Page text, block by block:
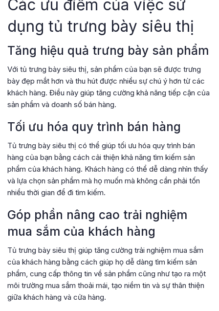
Các ưu điểm của việc sử
dụng tủ trưng bày siêu thị
Tăng hiệu quả trưng bày sản phẩm
Với tủ trưng bày siêu thị, sản phẩm của bạn sẽ được trưng
bày đẹp mắt hơn và thu hút được nhiều sự chú ý hơn từ các
khách hàng. Điều này giúp tăng cường khả năng tiếp cận của
sản phẩm và doanh số bán hàng.
Tối ưu hóa quy trình bán hàng
Tủ trưng bày siêu thị có thể giúp tối ưu hóa quy trình bán
hàng của bạn bằng cách cải thiện khả năng tìm kiếm sản
phẩm của khách hàng. Khách hàng có thể dễ dàng nhìn thấy
và lựa chọn sản phẩm mà họ muốn mà không cần phải tốn
nhiều thời gian để đi tìm kiếm.
Góp phần nâng cao trải nghiệm
mua sắm của khách hàng
Tủ trưng bày siêu thị giúp tăng cường trải nghiệm mua sắm
của khách hàng bằng cách giúp họ dễ dàng tìm kiếm sản
phẩm, cung cấp thông tin về sản phẩm cũng như tạo ra một
môi trường mua sắm thoải mái, tạo niềm tin và sự thân thiện
giữa khách hàng và cửa hàng.